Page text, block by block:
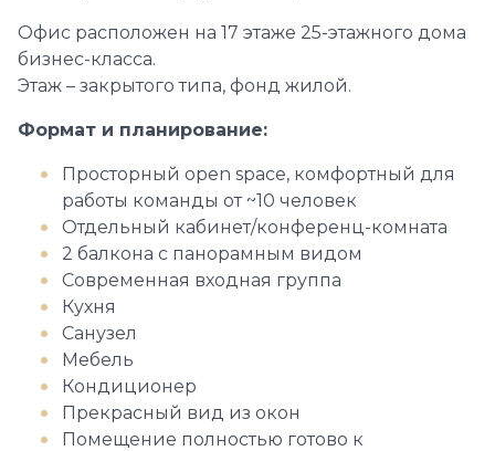
Офис расположен на 17 этаже 25-этажного дома
бизнес-класса.
Этаж – закрытого типа, фонд жилой.
Формат и планирование:
Просторный open space, комфортный для
работы команды от ~10 человек
Отдельный кабинет/конференц-комната
2 балкона с панорамным видом
Современная входная группа
Кухня
Санузел
Мебель
Кондиционер
Прекрасный вид из окон
Помещение полностью готово к